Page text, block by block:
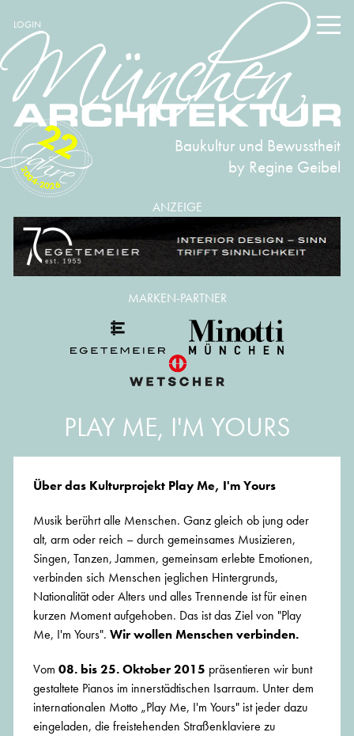
LOGIN
Baukultur und Bewusstheit
by Regine Geibel
2004-2026
22
ANZEIGE
PLAY ME, I'M YOURS
Über das Kulturprojekt Play Me, I'm Yours
Musik berührt alle Menschen. Ganz gleich ob jung oder
alt, arm oder reich – durch gemeinsames Musizieren,
Singen, Tanzen, Jammen, gemeinsam erlebte Emotionen,
verbinden sich Menschen jeglichen Hintergrunds,
Nationalität oder Alters und alles Trennende ist für einen
kurzen Moment aufgehoben. Das ist das Ziel von "Play
Me, I'm Yours". Wir wollen Menschen verbinden.
Vom 08. bis 25. Oktober 2015 präsentieren wir bunt
gestaltete Pianos im innerstädtischen Isarraum. Unter dem
internationalen Motto „Play Me, I'm Yours" ist jeder dazu
eingeladen, die freistehenden Straßenklaviere zu